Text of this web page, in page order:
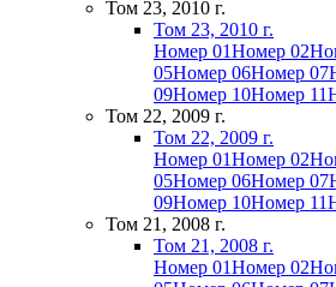
Том 23, 2010 г.
Том 23, 2010 г.
Номер 01Номер 02
05Номер 06Номер 07
09Номер 10Номер 11
Том 22, 2009 г.
Том 22, 2009 г.
Номер 01Номер 02
05Номер 06Номер 07
09Номер 10Номер 11
Том 21, 2008 г.
Том 21, 2008 г.
Номер 01Номер 02